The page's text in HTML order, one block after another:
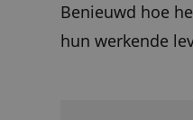
Benieuwd hoe
hun werkende